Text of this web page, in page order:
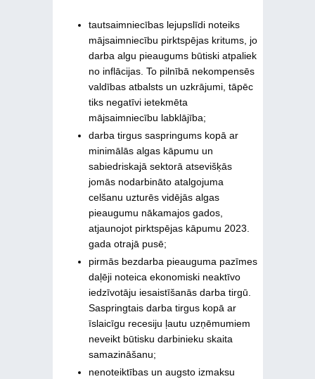
tautsaimniecības lejupslīdi noteiks
mājsaimniecību pirktspējas kritums, jo
darba algu pieaugums būtiski atpaliek
no inflācijas. To pilnībā nekompensēs
valdības atbalsts un uzkrājumi, tāpēc
tiks negatīvi ietekmēta
mājsaimniecību labklājība;
darba tirgus saspringums kopā ar
minimālās algas kāpumu un
sabiedriskajā sektorā atsevišķās
jomās nodarbināto atalgojuma
celšanu uzturēs vidējās algas
pieaugumu nākamajos gados,
atjaunojot pirktspējas kāpumu 2023.
gada otrajā pusē;
pirmās bezdarba pieauguma pazīmes
daļēji noteica ekonomiski neaktīvo
iedzīvotāju iesaistīšanās darba tirgū.
Saspringtais darba tirgus kopā ar
īslaicīgu recesiju ļautu uzņēmumiem
neveikt būtisku darbinieku skaita
samazināšanu;
nenoteiktības un augsto izmaksu